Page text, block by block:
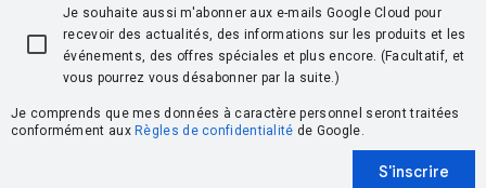
Je souhaite aussi m'abonner aux e-mails Google Cloud pour
recevoir des actualités, des informations sur les produits et les
événements, des offres spéciales et plus encore. (Facultatif, et
vous pourrez vous désabonner par la suite.)
Je comprends que mes données à caractère personnel seront traitées
conformément aux Règles de confidentialité de Google.
S'inscrire